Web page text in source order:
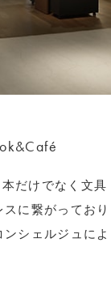
だけでなく文
に繋がってお
シェルジュに